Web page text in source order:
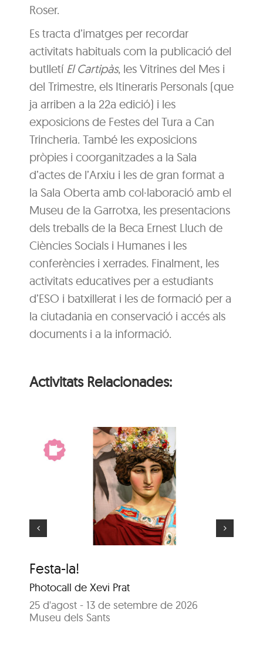
Roser.
Es tracta d’imatges per recordar
activitats habituals com la publicació del
butlletí El Cartipàs, les Vitrines del Mes i
del Trimestre, els Itineraris Personals (que
ja arriben a la 22a edició) i les
exposicions de Festes del Tura a Can
Trincheria. També les exposicions
pròpies i coorganitzades a la Sala
d’actes de l’Arxiu i les de gran format a
la Sala Oberta amb col·laboració amb el
Museu de la Garrotxa, les presentacions
dels treballs de la Beca Ernest Lluch de
Ciències Socials i Humanes i les
conferències i xerrades. Finalment, les
activitats educatives per a estudiants
d’ESO i batxillerat i les de formació per a
la ciutadania en conservació i accés als
documents i a la informació.
Activitats Relacionades:
Festa-la!
Photocall de Xevi Prat
25 d'agost - 13 de setembre de 2026
Museu dels Sants
El gegant més gran